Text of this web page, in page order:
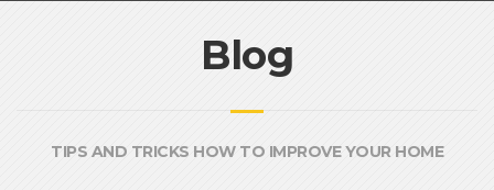
Blog
TIPS AND TRICKS HOW TO IMPROVE YOUR HOME